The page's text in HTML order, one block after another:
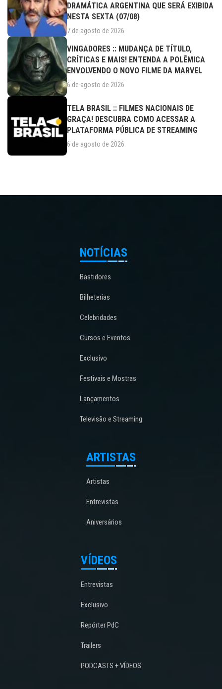
DRAMÁTICA ARGENTINA QUE SERÁ EXIBIDA
NESTA SEXTA (07/08)
7 de agosto de 2026
VINGADORES :: MUDANÇA DE TÍTULO,
CRÍTICAS E MAIS! ENTENDA A POLÊMICA
ENVOLVENDO O NOVO FILME DA MARVEL
6 de agosto de 2026
TELA BRASIL :: FILMES NACIONAIS DE
GRAÇA! DESCUBRA COMO ACESSAR A
PLATAFORMA PÚBLICA DE STREAMING
6 de agosto de 2026
NOTÍCIAS
Bastidores
Bilheterias
Celebridades
Cursos e Eventos
Exclusivo
Festivais e Mostras
Lançamentos
Televisão e Streaming
ARTISTAS
Artistas
Entrevistas
Aniversários
VÍDEOS
Entrevistas
Exclusivo
Repórter PdC
Trailers
PODCASTS + VÍDEOS